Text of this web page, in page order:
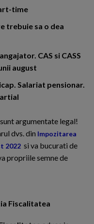
time
trebuie sa o dea
CAS si CASS
august
Salariat pensionar.
argumentate legal!
dvs. din Impozitarea
2022 si va bucurati de
propriile semne de
Fiscalitatea